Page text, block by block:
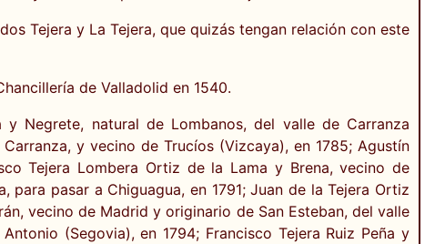
Tejera y La Tejera, que quizás tengan relación con este
de Valladolid en 1540.
Negrete, natural de Lombanos, del valle de Carranza
y vecino de Trucíos (Vizcaya), en 1785; Agustín
Tejera Lombera Ortiz de la Lama y Brena, vecino de
pasar a Chiguagua, en 1791; Juan de la Tejera Ortiz
vecino de Madrid y originario de San Esteban, del valle
(Segovia), en 1794; Francisco Tejera Ruiz Peña y